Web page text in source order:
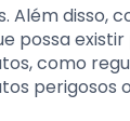
Além disso,
possa
como
perigosos